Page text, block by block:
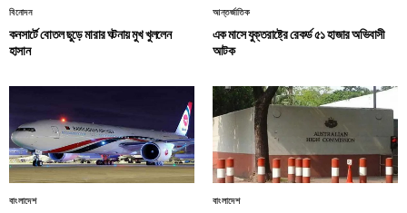
বিনোদন
কনসার্টে বোতল ছুড়ে মারার ঘটনায় মুখ খুললেন
হাসান
আন্তর্জাতিক
এক মাসে যুক্তরাষ্ট্রে রেকর্ড ৫১ হাজার অভিবাসী
আটক
বাংলাদেশ বাংলাদেশ